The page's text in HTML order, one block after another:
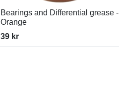
Bearings and Differential grease -
Orange
39 kr